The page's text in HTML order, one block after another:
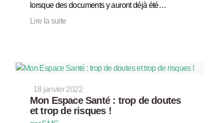
lorsque des documents y auront déjà été…
Lire la suite
18 janvier 2022
Mon Espace Santé : trop de doutes
et trop de risques !